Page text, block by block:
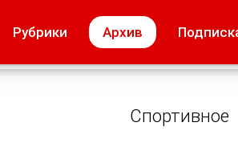
Рубрики Архив
МОЁ! Плюс Липецк
Образование + карьера
Спортивное